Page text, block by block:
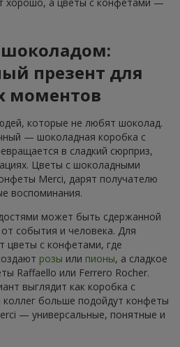
хорошо, а цветы с конфетами —
презент для
моментов
которые не любят шоколад.
— шоколадная коробка с
в сладкий сюрприз,
Цветы с шоколадными
Merci, дарят получателю
воспоминания.
может быть сдержанной
события и человека. Для
с конфетами, где
розы или пионы, а сладкое
Raffaello или Ferrero Rocher.
выглядит как коробка с
больше подойдут конфеты
— универсальные, понятные и